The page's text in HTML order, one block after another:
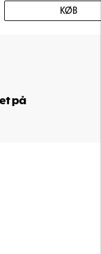
KØB
på